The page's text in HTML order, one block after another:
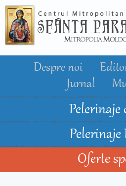
conţinutul
principal
Despre noi
Jurnal
Pelerinaje
Oferte